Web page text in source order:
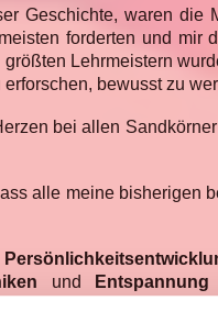
Geschichte, waren
forderten und mir
Lehrmeistern
bewusst zu
bei allen
alle meine bisherigen
und Entspannung